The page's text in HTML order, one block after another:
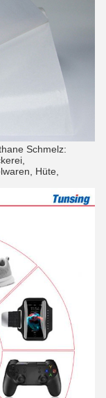
Schmelz:
Hüte,